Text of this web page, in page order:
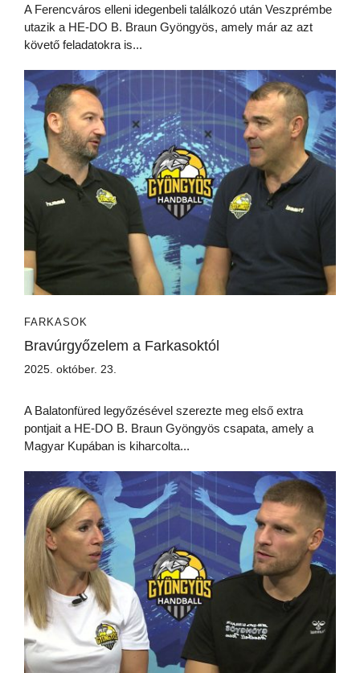
A Ferencváros elleni idegenbeli találkozó után Veszprémbe
utazik a HE-DO B. Braun Gyöngyös, amely már az azt
követő feladatokra is...
FARKASOK
Bravúrgyőzelem a Farkasoktól
2025. október. 23.
A Balatonfüred legyőzésével szerezte meg első extra
pontjait a HE-DO B. Braun Gyöngyös csapata, amely a
Magyar Kupában is kiharcolta...